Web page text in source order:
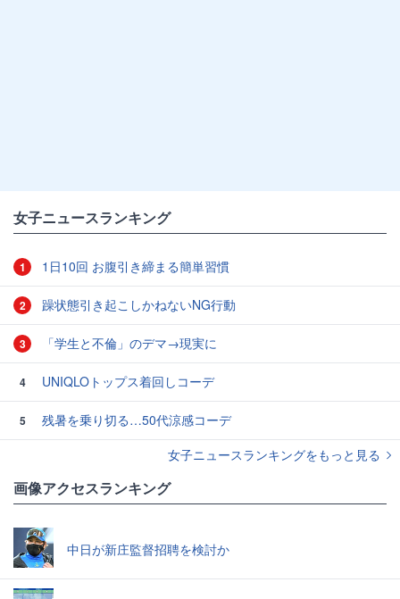
女子ニュースランキング
1 1日10回 お腹引き締まる簡単習慣
2 躁状態引き起こしかねないNG行動
3 「学生と不倫」のデマ→現実に
4 UNIQLOトップス着回しコーデ
5
残暑を乗り切る…50代涼感コーデ
女子ニュースランキングをもっと見る
画像アクセスランキング
中日が新庄監督招聘を検討か